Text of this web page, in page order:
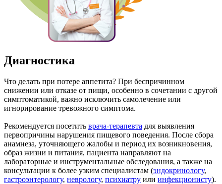
Диагностика
Что делать при потере аппетита? При беспричинном
снижении или отказе от пищи, особенно в сочетании с другой
симптоматикой, важно исключить самолечение или
игнорирование тревожного симптома.
Рекомендуется посетить врача-терапевта для выявления
первопричины нарушения пищевого поведения. После сбора
анамнеза, уточняющего жалобы и период их возникновения,
образ жизни и питания, пациента направляют на
лабораторные и инструментальные обследования, а также на
консультации к более узким специалистам (эндокринологу,
гастроэнтерологу, неврологу, психиатру или инфекционисту).